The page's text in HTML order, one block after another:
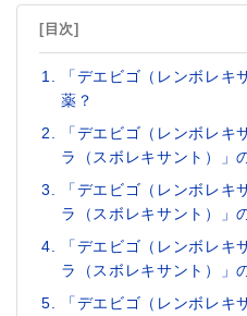
[目次]
「デエビゴ（レンボレキ
薬？
「デエビゴ（レンボレキ
ラ（スボレキサント）」
「デエビゴ（レンボレキ
ラ（スボレキサント）」
「デエビゴ（レンボレキ
ラ（スボレキサント）」
「デエビゴ（レンボレキ